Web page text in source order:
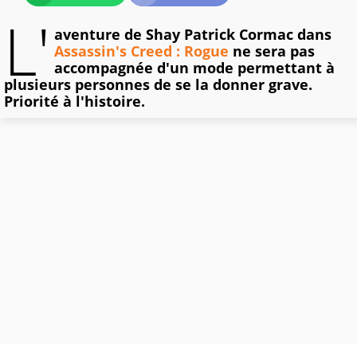
L' aventure de Shay Patrick Cormac dans
Assassin's Creed : Rogue ne sera pas
accompagnée d'un mode permettant à
plusieurs personnes de se la donner grave.
Priorité à l'histoire.